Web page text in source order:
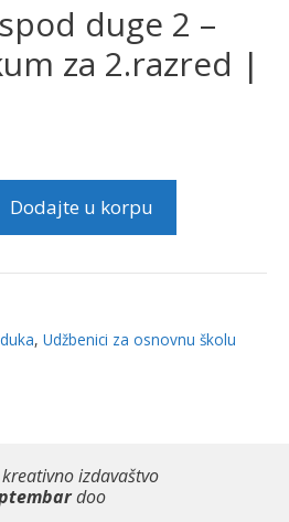
duge 2 –
za 2.razred |
Dodajte u korpu
, Udžbenici za osnovnu školu
izdavaštvo
doo